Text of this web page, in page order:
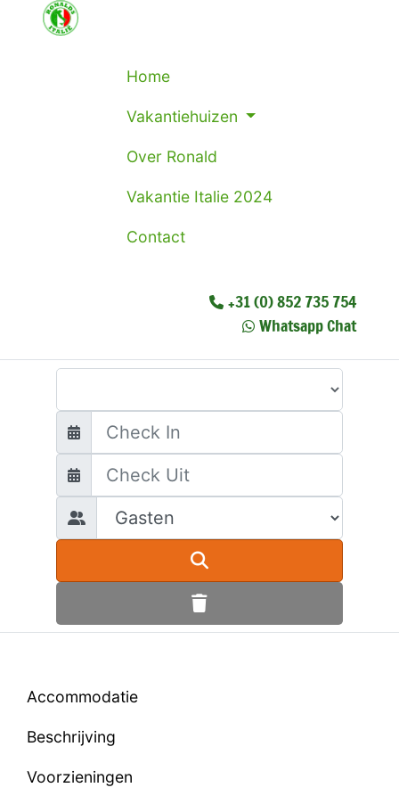
Home
Vakantiehuizen
Over Ronald
Vakantie Italie 2024
Contact
+31 (0) 852 735 754
Whatsapp Chat
Accommodatie
Beschrijving
Voorzieningen